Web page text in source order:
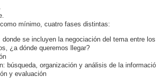
mínimo, cuatro fases distintas:
donde se incluyen la negociación del tema entre
¿a dónde queremos llegar?
búsqueda, organización y análisis de la
y evaluación